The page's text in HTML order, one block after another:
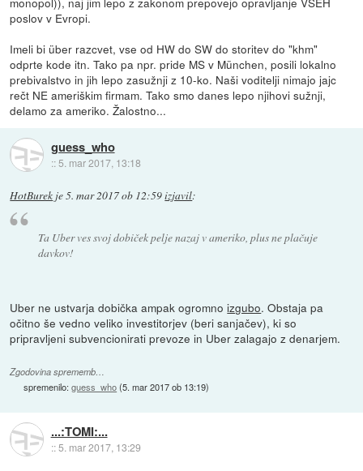
poslov v Evropi.
Imeli bi über razcvet, vse od HW do SW do storitev do "khm"
odprte kode itn. Tako pa npr. pride MS v München, posili lokalno
prebivalstvo in jih lepo zasužnji z 10-ko. Naši voditelji nimajo jajc
rečt NE ameriškim firmam. Tako smo danes lepo njihovi sužnji,
delamo za ameriko. Žalostno...
guess_who
:: 5. mar 2017, 13:18
HotBurek je5. mar 2017 ob 12:59izjavil:
Ta Uber ves svoj dobiček pelje nazaj v ameriko, plus ne plačuje
davkov!
Uber ne ustvarja dobička ampak ogromnoizgubo. Obstaja pa
očitno še vedno veliko investitorjev (beri sanjačev), ki so
pripravljeni subvencionirati prevoze in Uber zalagajo z denarjem.
Zgodovina sprememb…
spremenilo:guess_who(5. mar 2017 ob 13:19)
...:TOMI:...
::5. mar 2017, 13:29